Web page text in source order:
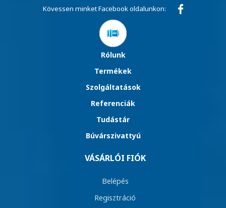
Kövessen minket Facebook oldalunkon:
Rólunk
Termékek
Szolgáltatások
Referenciák
Tudástár
Búvárszivattyú
VÁSÁRLÓI FIÓK
Belépés
Regisztráció